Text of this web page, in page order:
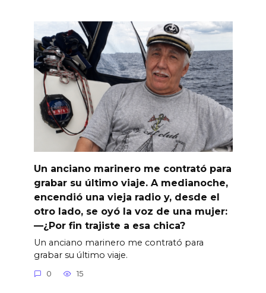
Un anciano marinero me contrató para
grabar su último viaje. A medianoche,
encendió una vieja radio y, desde el
otro lado, se oyó la voz de una mujer:
—¿Por fin trajiste a esa chica?
Un anciano marinero me contrató para
grabar su último viaje.
0 15